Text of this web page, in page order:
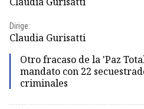
Dirige:
Claudia Gurisatti
Otro fracaso de la 'Paz
mandato con 22
criminales